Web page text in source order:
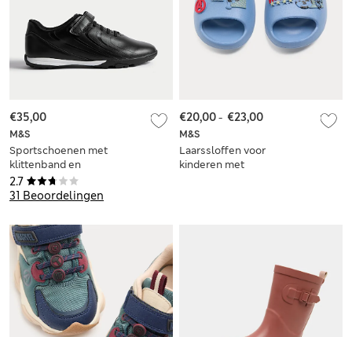
2.7
31 Beoordelingen
M&S
Sportschoenen met
klittenband en
Freshfeet™ voor
kinderen (maat 28-
€35,00
M&S
Laarssloffen voor
kinderen met
€20,00- €23,00